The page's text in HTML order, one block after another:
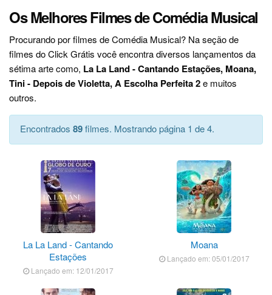
Os Melhores Filmes de Comédia Musical
Procurando por filmes de Comédia Musical? Na seção de
filmes do Click Grátis você encontra diversos lançamentos da
sétima arte como, La La Land - Cantando Estações, Moana,
Tini - Depois de Violetta, A Escolha Perfeita 2e muitos
outros.
Encontrados 89filmes. Mostrando página 1 de 4.
La La Land - Cantando
Estações
Lançado em: 12/01/2017
Moana
Lançado em: 05/01/2017